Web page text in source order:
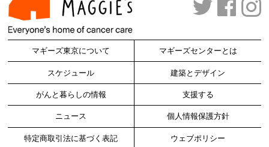
マギーズ東京について マギーズセンターとは
スケジュール 建築とデザイン
がんと暮らしの情報 支援する
ニュース 個人情報保護方針
特定商取引法に基づく表記 ウェブポリシー